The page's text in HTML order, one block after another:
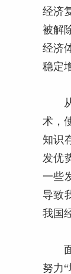
经济
被解
经济
稳定
术，
知识
发优
一些
导致
我国
努力